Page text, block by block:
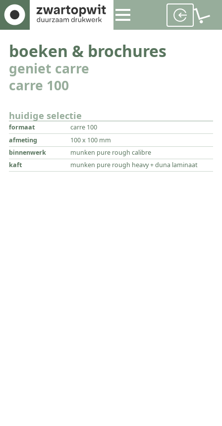
boeken & brochures
geniet carre
carre 100
huidige selectie
formaat
carre 100
afmeting
100 x 100 mm
binnenwerk
munken pure rough calibre
kaft
munken pure rough heavy + duna laminaat